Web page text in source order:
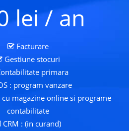
lei / an
Facturare
Gestiune stocuri
primara
: program vanzare
magazine online si programe
contabilitate
CRM : (in curand)